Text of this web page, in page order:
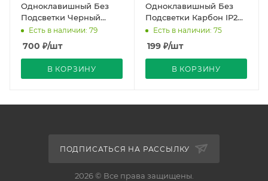
Одноклавишный Без
Подсветки Черный
матовый IP20 10А 250В
VOLTUM
Есть в наличии: 79
700 ₽/шт
В КОРЗИНУ
Одноклавишный Без
Подсветки Карбон IP20
10А 250В ASTRUM
Bylectrica (40)
Есть в наличии: 75
199 ₽/шт
В КОРЗИНУ
ПОДПИСАТЬСЯ НА РАССЫЛКУ
2026 © Все права защищены.